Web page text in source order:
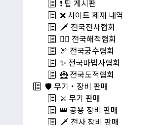
❗️ 팁 게시판
❌ 사이트 제재 내역
🗡️ 전국전사협회
🏴‍☠️ 전국해적협회
🏹 전국궁수협회
✨ 전국마법사협회
🦹 전국도적협회
🛡️ 무기・장비 판매
⚔️ 무기 판매
👑 공용 장비 판매
🗡️ 전사 장비 판매